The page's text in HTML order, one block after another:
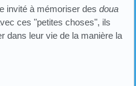
invité à mémoriser desdoua
ces "petites choses", ils
dans leur vie de la manière la